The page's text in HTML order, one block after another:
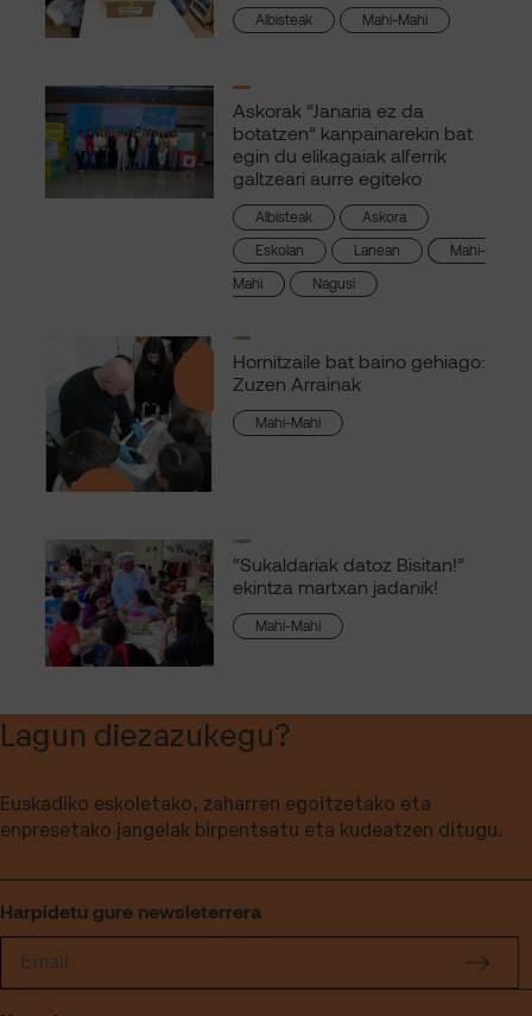
Albisteak Mahi-Mahi
Askorak “Janaria ez da
botatzen” kanpainarekin bat
egin du elikagaiak alferrik
galtzeari aurre egiteko
Albisteak
Askora
Eskolan
Lanean
Mahi-
Mahi
Nagusi
Hornitzaile bat baino gehiago:
Zuzen Arrainak
Mahi-Mahi
“Sukaldariak datoz Bisitan!”
ekintza martxan jadanik!
Mahi-Mahi
Lagun diezazukegu?
Euskadiko eskoletako, zaharren egoitzetako eta
enpresetako jangelak birpentsatu eta kudeatzen ditugu.
Harpidetu gure newsleterrera